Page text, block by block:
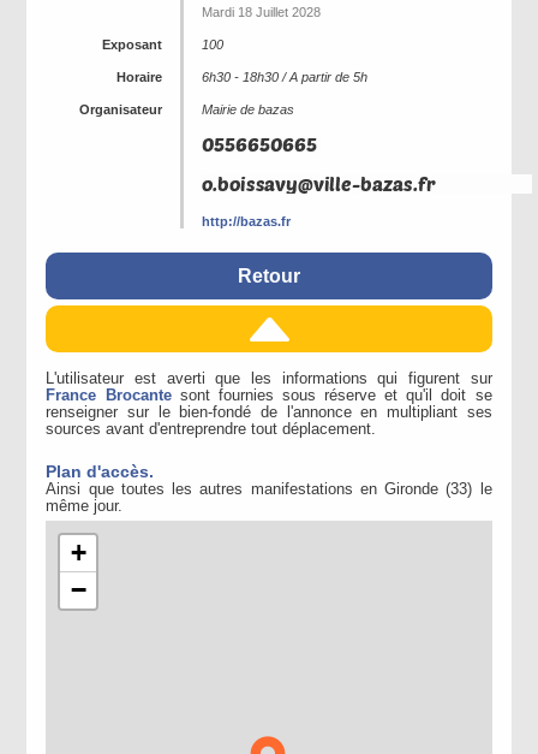
Mardi 18 Juillet 2028
Exposant 100
Horaire 6h30 - 18h30 / A partir de 5h
Organisateur Mairie de bazas
http://bazas.fr
Retour
L'utilisateur est averti que les informations qui figurent sur
France Brocantesont fournies sous réserve et qu'il doit se
renseigner sur le bien-fondé de l'annonce en multipliant ses
sources avant d'entreprendre tout déplacement.
Plan d'accès.
Ainsi que toutes les autres manifestations en Gironde (33) le
même jour.
+
−